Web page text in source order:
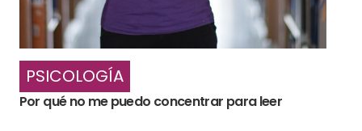
PSICOLOGÍA
Por qué no me puedo concentrar para leer